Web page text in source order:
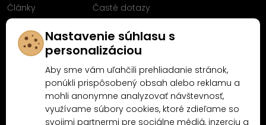
Články
Časté dotazy
Facebooku
Proč nakoupit u MN-Modelář.cz
Nastavenie súhlasu s
personalizáciou
Aby sme vám uľahčili prehliadanie stránok,
ponúkli prispôsobený obsah alebo reklamu a
mohli anonymne analyzovať návštevnosť,
využívame súbory cookies, ktoré zdieľame so
svojimi partnermi pre sociálne médiá, inzerciu a